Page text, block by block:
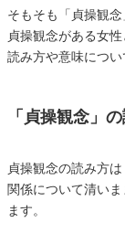
そもそも「貞操観
貞操観念がある女
読み方や意味につい
「貞操観念」
貞操観念の読み方
関係について清い
ます。